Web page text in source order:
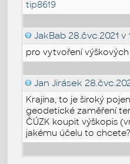
tip8619
JakBab 28.čvc.2021 v
pro vytvoření
Jan Jirásek
Krajina, to je široký
geodetické zaměření
ČÚZK koupit výškopis
jakému účelu to chcete?